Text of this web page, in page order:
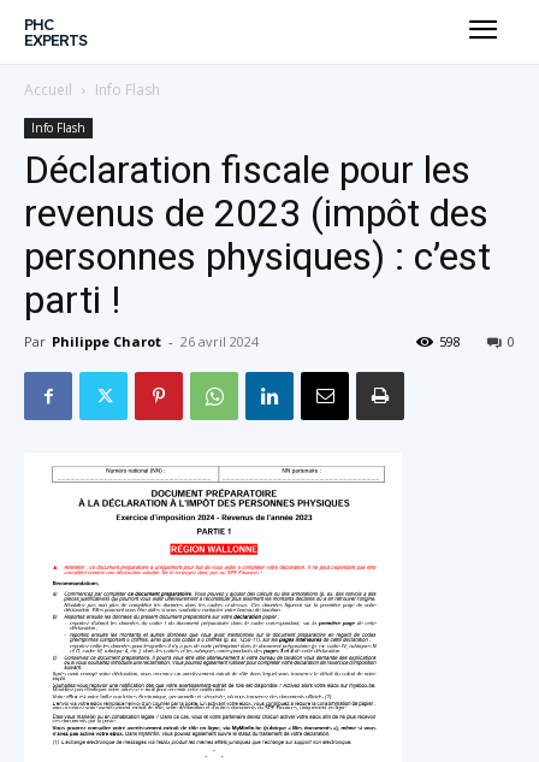
PHC
EXPERTS
Accueil Info Flash
Info Flash
Déclaration fiscale pour les
revenus de 2023 (impôt des
personnes physiques) : c’est
parti !
Par Philippe Charot - 26 avril 2024 0
598